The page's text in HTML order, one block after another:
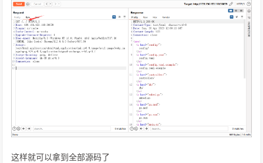
这样就可以拿到全部源码了